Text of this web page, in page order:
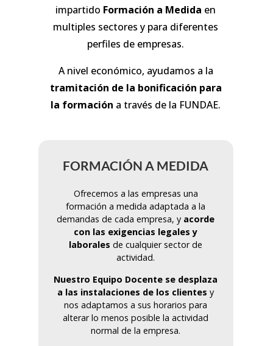
impartido Formación a Medida en
multiples sectores y para diferentes
perfiles de empresas.
A nivel económico, ayudamos a la
tramitación de la bonificación para
la formación a través de la FUNDAE.
FORMACIÓN A MEDIDA
Ofrecemos a las empresas una
formación a medida adaptada a la
demandas de cada empresa, y acorde
con las exigencias legales y
laborales de cualquier sector de
actividad.
Nuestro Equipo Docente se desplaza
a las instalaciones de los clientes y
nos adaptamos a sus horarios para
alterar lo menos posible la actividad
normal de la empresa.